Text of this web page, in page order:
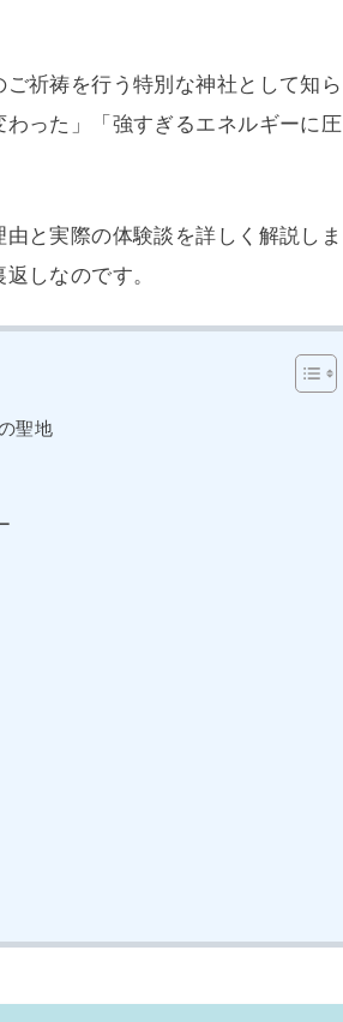
祈祷を行う特別な神社として知ら
った」「強すぎるエネルギーに圧
と実際の体験談を詳しく解説しま
しなのです。
聖地